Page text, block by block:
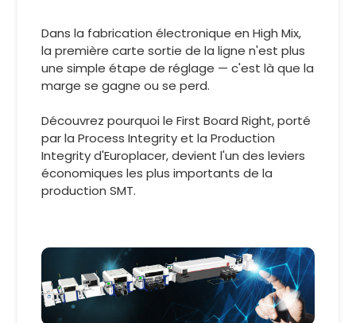
Dans la fabrication électronique en High Mix,
la première carte sortie de la ligne n'est plus
une simple étape de réglage — c'est là que la
marge se gagne ou se perd.
Découvrez pourquoi le First Board Right, porté
par la Process Integrity et la Production
Integrity d'Europlacer, devient l'un des leviers
économiques les plus importants de la
production SMT.